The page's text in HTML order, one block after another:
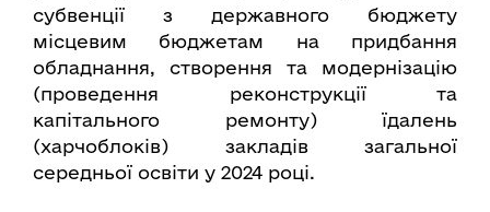
субвенції з державного бюджету
місцевим бюджетам на придбання
обладнання, створення та модернізацію
(проведення реконструкції та
капітального ремонту) їдалень
(харчоблоків) закладів загальної
середньої освіти у 2024 році.